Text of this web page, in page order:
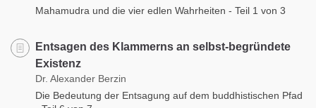
Mahamudra und die vier edlen Wahrheiten - Teil 1 von 3
Entsagen des Klammerns an selbst-begründete
Existenz
Dr. Alexander Berzin
Die Bedeutung der Entsagung auf dem buddhistischen Pfad